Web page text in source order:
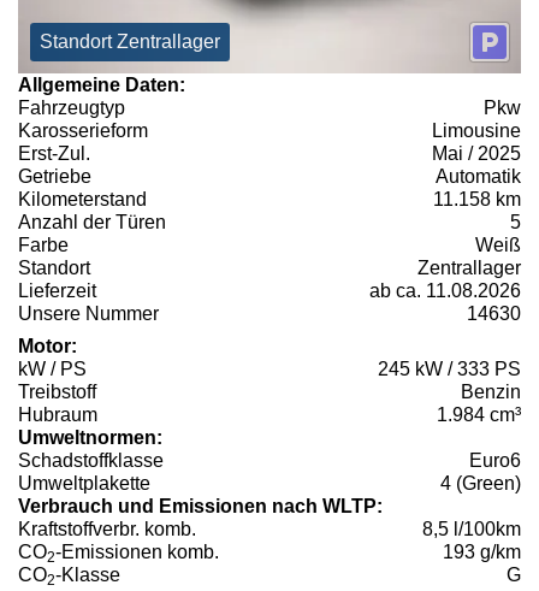
Standort Zentrallager
Allgemeine Daten:
Fahrzeugtyp
Pkw
Karosserieform
Limousine
Erst-Zul.
Mai / 2025
Getriebe
Automatik
Kilometerstand
11.158 km
Anzahl der Türen
5
Farbe
Weiß
Standort
Zentrallager
Lieferzeit
ab ca. 11.08.2026
Unsere Nummer
14630
Motor:
kW / PS
245 kW / 333 PS
Treibstoff
Benzin
Hubraum
1.984 cm³
Umweltnormen:
Schadstoffklasse
Euro6
Umweltplakette
4 (Green)
Verbrauch und Emissionen nach WLTP:
Kraftstoffverbr. komb.
8,5 l/100km
CO2-Emissionen komb.
193 g/km
CO2-Klasse G